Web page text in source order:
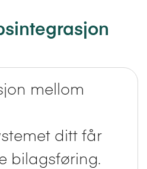
mellom
ditt får
bilagsføring.